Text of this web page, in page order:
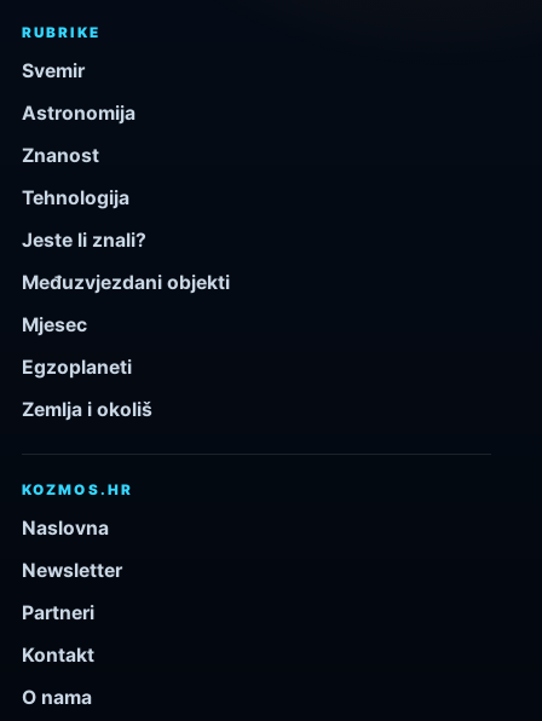
RUBRIKE
Svemir
Astronomija
Znanost
Tehnologija
Jeste li znali?
Međuzvjezdani objekti
Mjesec
Egzoplaneti
Zemlja i okoliš
KOZMOS.HR
Naslovna
Newsletter
Partneri
Kontakt
O nama